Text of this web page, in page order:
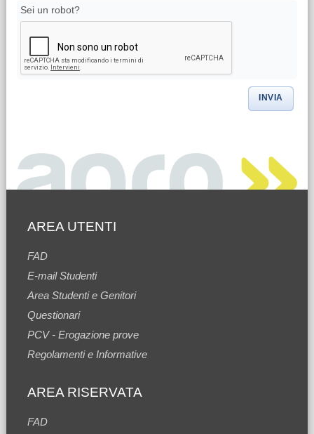
Sei un robot?
INVIA
AREA UTENTI
FAD
E-mail Studenti
Area Studenti e Genitori
Questionari
PCV - Erogazione prove
Regolamenti e Informative
AREA RISERVATA
FAD